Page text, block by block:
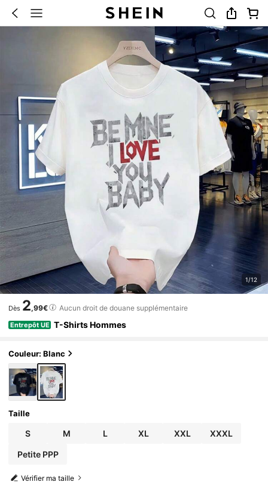
1/12
Dès 2,99€ Aucun droit de douane supplémentaire
Entrepôt UE T-Shirts Hommes
Couleur: Blanc
Taille
S M L XL XXL XXXL
Petite PPP
Vérifier ma taille